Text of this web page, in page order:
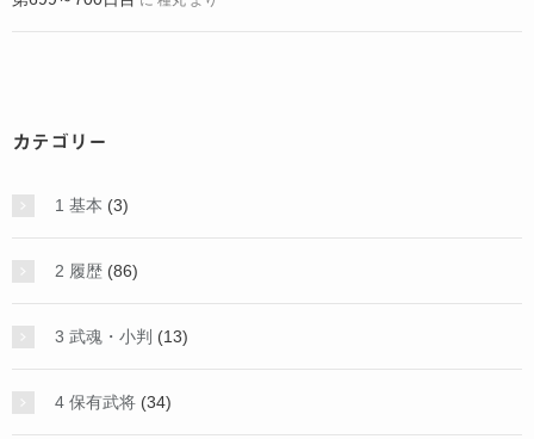
カテゴリー
1 基本 (3)
2 履歴 (86)
3 武魂・小判 (13)
4 保有武将 (34)